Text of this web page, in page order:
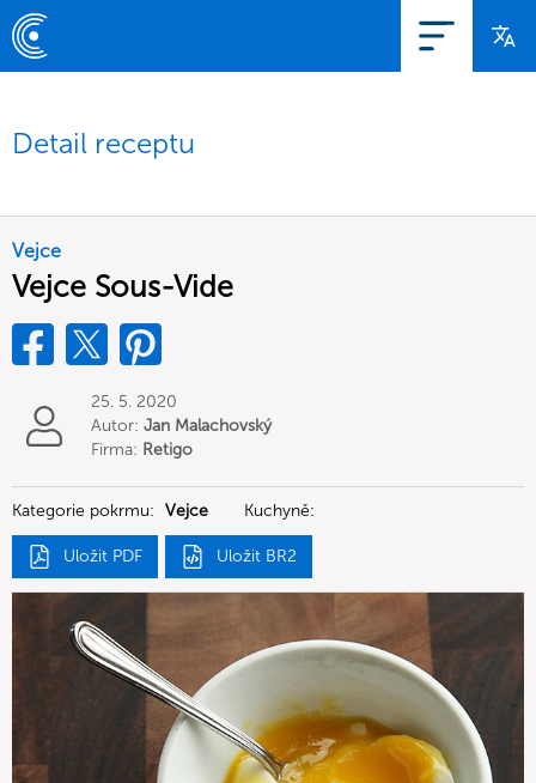
Detail receptu
Vejce
Vejce Sous-Vide
25. 5. 2020
Autor: Jan Malachovský
Firma: Retigo
Kategorie pokrmu: Vejce Kuchyně:
Uložit PDF Uložit BR2